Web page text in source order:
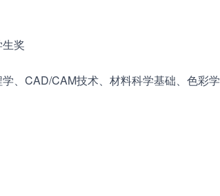
学生奖
、CAD/CAM技术、材料科学基础、色彩学